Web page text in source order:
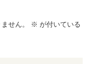
せん。 ※ が付いている